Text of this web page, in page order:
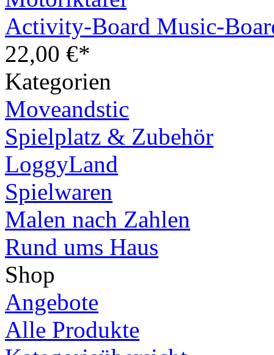
Activity-Board Music-
22,00 €*
Kategorien
Moveandstic
Spielplatz & Zubehör
LoggyLand
Spielwaren
Malen nach Zahlen
Rund ums Haus
Shop
Angebote
Alle Produkte